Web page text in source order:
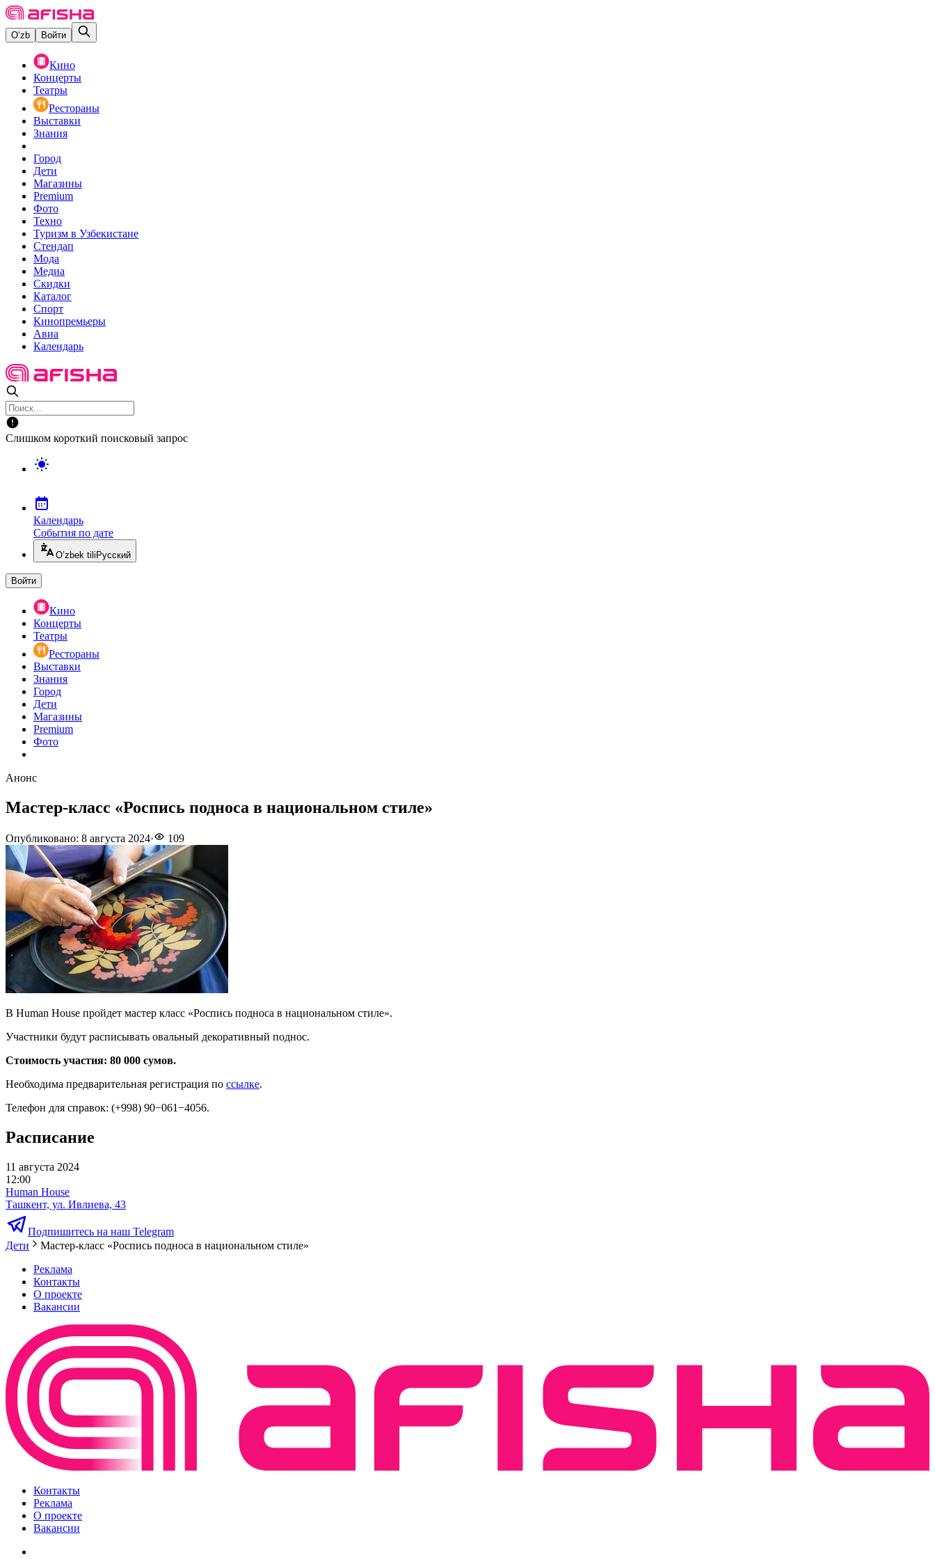
O‘zb Войти
Кино
Концерты
Театры
Рестораны
Выставки
Знания
Город
Дети
Магазины
Premium
Фото
Техно
Туризм в Узбекистане
Стендап
Мода
Медиа
Скидки
Каталог
Спорт
Кинопремьеры
Авиа
Календарь
Слишком короткий поисковый запрос
Календарь
События по дате
O’zbek tili Русский
Войти
Кино
Концерты
Театры
Рестораны
Выставки
Знания
Город
Дети
Магазины
Premium
Фото
Анонс
Мастер-класс «Роспись подноса в национальном стиле»
Опубликовано: 8 августа 2024· 109
В Human House пройдет мастер класс «Роспись подноса в национальном стиле».
Участники будут расписывать овальный декоративный поднос.
Стоимость участия: 80 000 сумов.
Необходима предварительная регистрация по ссылке.
Телефон для справок: (+998) 90−061−4056.
Расписание
11 августа 2024
12:00
Human House
Ташкент, ул. Ивлиева, 43
Подпишитесь на наш Telegram
Дети
Мастер-класс «Роспись подноса в национальном стиле»
Реклама
Контакты
О проекте
Вакансии
Контакты
Реклама
О проекте
Вакансии